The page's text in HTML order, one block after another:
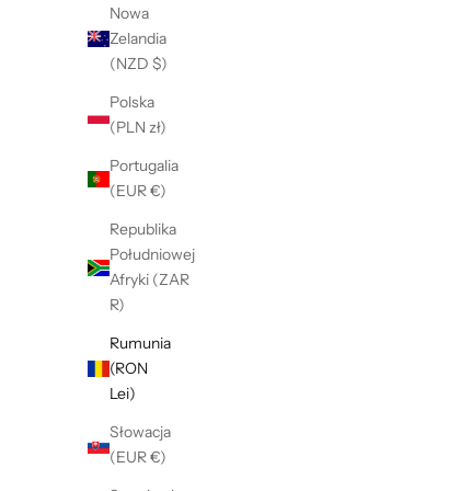
Nowa
Zelandia
(NZD $)
Polska
(PLN zł)
Portugalia
(EUR €)
Republika
Południowej
Afryki (ZAR
R)
Rumunia
(RON
Lei)
Słowacja
(EUR €)